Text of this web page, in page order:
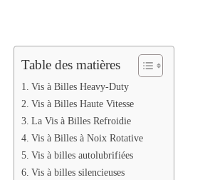
Table des matières
Vis à Billes Heavy-Duty
Vis à Billes Haute Vitesse
La Vis à Billes Refroidie
Vis à Billes à Noix Rotative
Vis à billes autolubrifiées
Vis à billes silencieuses